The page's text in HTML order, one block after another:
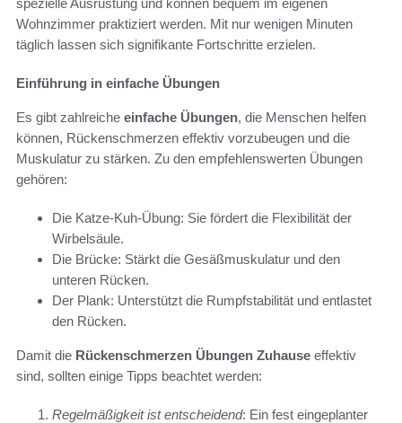
Wohnzimmer praktiziert werden. Mit nur wenigen Minuten
täglich lassen sich signifikante Fortschritte erzielen.
Einführung in einfache Übungen
Es gibt zahlreiche einfache Übungen, die Menschen helfen
können, Rückenschmerzen effektiv vorzubeugen und die
Muskulatur zu stärken. Zu den empfehlenswerten Übungen
gehören:
Die Katze-Kuh-Übung: Sie fördert die Flexibilität der
Wirbelsäule.
Die Brücke: Stärkt die Gesäßmuskulatur und den
unteren Rücken.
Der Plank: Unterstützt die Rumpfstabilität und entlastet
den Rücken.
Damit die Rückenschmerzen Übungen Zuhause effektiv
sind, sollten einige Tipps beachtet werden:
Regelmäßigkeit ist entscheidend: Ein fest eingeplanter